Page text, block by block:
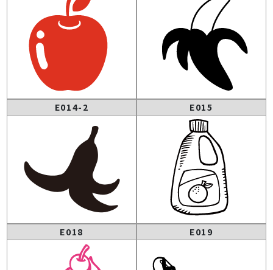
E014-2 E015
E018 E019